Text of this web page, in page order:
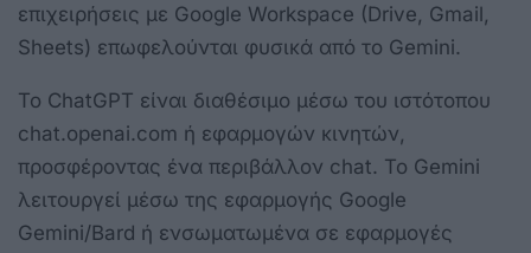
επιχειρήσεις με Google Workspace (Drive, Gmail,
Sheets) επωφελούνται φυσικά από το Gemini.
Το ChatGPT είναι διαθέσιμο μέσω του ιστότοπου
chat.openai.com ή εφαρμογών κινητών,
προσφέροντας ένα περιβάλλον chat. Το Gemini
λειτουργεί μέσω της εφαρμογής Google
Gemini/Bard ή ενσωματωμένα σε εφαρμογές